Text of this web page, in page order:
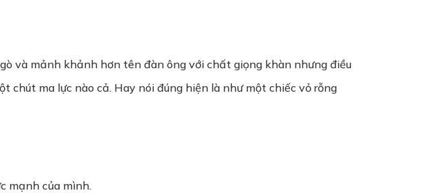
và mảnh khảnh hơn tên đàn ông với chất giọng khàn nhưng điều
ma lực nào cả. Hay nói đúng hiện là như một chiếc vỏ rỗng
mạnh của mình.